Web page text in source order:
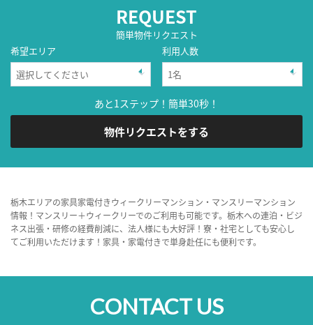
REQUEST
簡単物件リクエスト
希望エリア
利用人数
あと1ステップ！簡単30秒！
物件リクエストをする
栃木エリアの家具家電付きウィークリーマンション・マンスリーマンション
情報！マンスリー＋ウィークリーでのご利用も可能です。栃木への連泊・ビジ
ネス出張・研修の経費削減に、法人様にも大好評！寮・社宅としても安心し
てご利用いただけます！家具・家電付きで単身赴任にも便利です。
CONTACT US